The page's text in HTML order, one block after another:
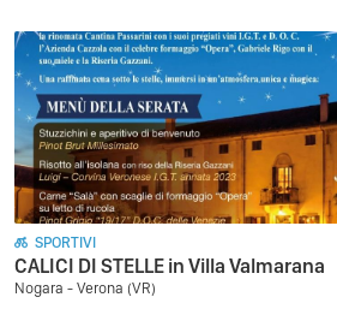
SPORTIVI
CALICI DI STELLE in Villa Valmarana
Nogara - Verona (VR)